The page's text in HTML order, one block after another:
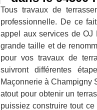
Tous travaux de
professionnelle. De ce
appel aux services de OJ
grande taille et de
pour vos travaux de
suivront différentes
Maçonnerie à Champigny
atout pour obtenir un
puissiez construire tout